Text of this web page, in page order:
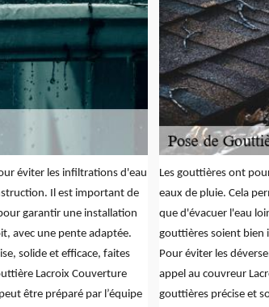
éviter les infiltrations d'eau
Il est important de
garantir une installation
avec une pente adaptée.
solide et efficace, faites
Lacroix Couverture
être préparé par l’équipe
Les gouttières ont
eaux de pluie. Cela
que d'évacuer l'eau
gouttières soient bien
Pour éviter les
appel au couvreur
gouttières précise et